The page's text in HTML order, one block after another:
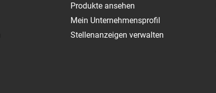
Produkte ansehen
Mein Unternehmensprofil
Stellenanzeigen verwalten